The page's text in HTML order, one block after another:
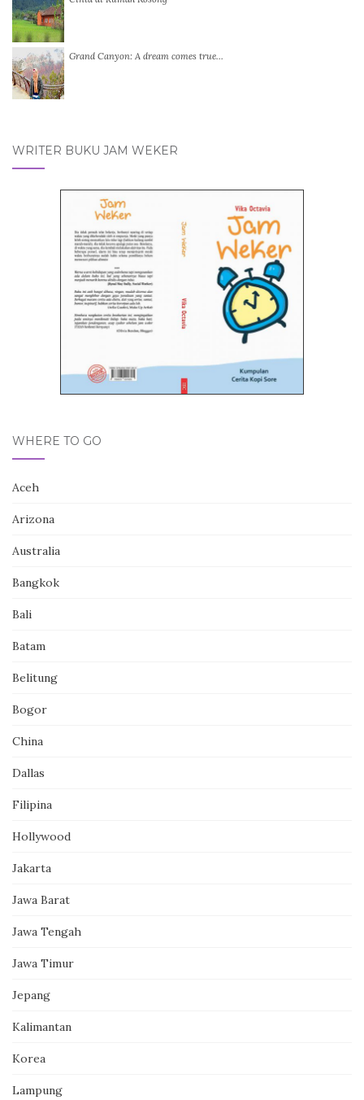
Grand Canyon: A dream comes true…
WRITER BUKU JAM WEKER
WHERE TO GO
Aceh
Arizona
Australia
Bangkok
Bali
Batam
Belitung
Bogor
China
Dallas
Filipina
Hollywood
Jakarta
Jawa Barat
Jawa Tengah
Jawa Timur
Jepang
Kalimantan
Korea
Lampung